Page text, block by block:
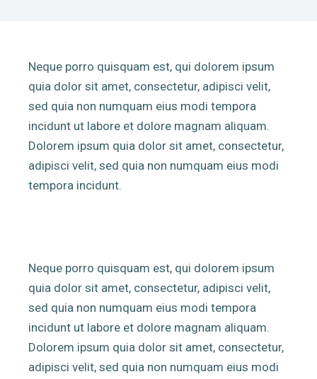
Neque porro quisquam est, qui dolorem ipsum
quia dolor sit amet, consectetur, adipisci velit,
sed quia non numquam eius modi tempora
incidunt ut labore et dolore magnam aliquam.
Dolorem ipsum quia dolor sit amet, consectetur,
adipisci velit, sed quia non numquam eius modi
tempora incidunt.
Neque porro quisquam est, qui dolorem ipsum
quia dolor sit amet, consectetur, adipisci velit,
sed quia non numquam eius modi tempora
incidunt ut labore et dolore magnam aliquam.
Dolorem ipsum quia dolor sit amet, consectetur,
adipisci velit, sed quia non numquam eius modi